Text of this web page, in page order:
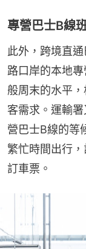
專營巴士B線
此外，跨境直
路口岸的本地
般周末的水平
客需求。運輸
營巴士B線的等
繁忙時間出行
訂車票。